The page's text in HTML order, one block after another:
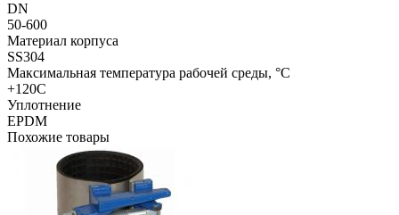
DN
50-600
Материал корпуса
SS304
Максимальная температура рабочей среды, °C
+120C
Уплотнение
EPDM
Похожие товары